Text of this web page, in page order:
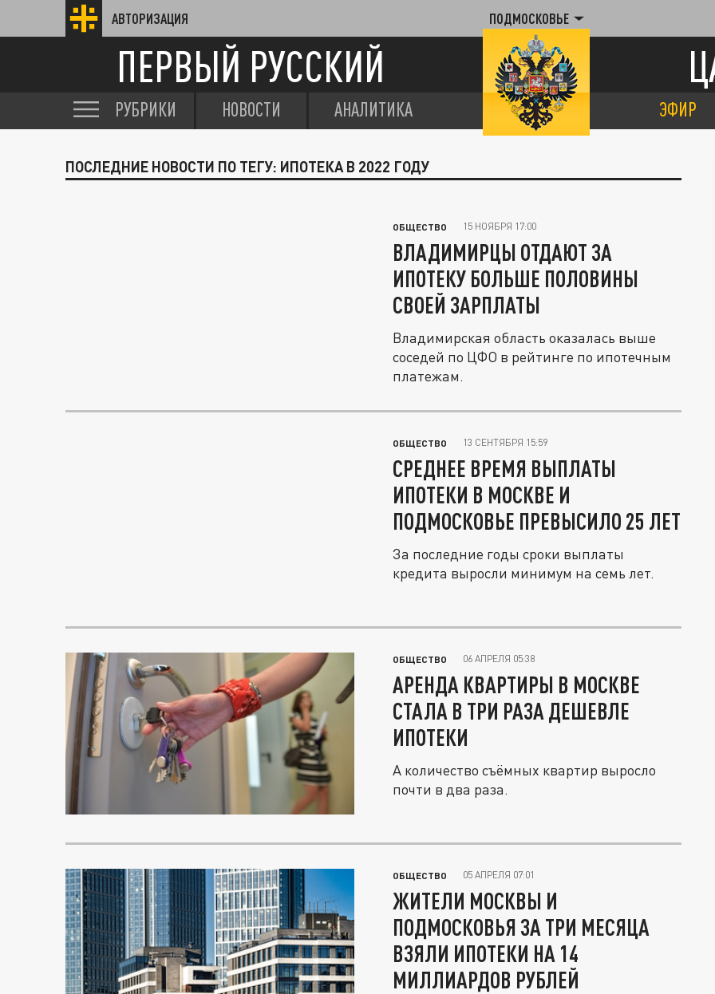
АВТОРИЗАЦИЯ ПОДМОСКОВЬЕ
ПЕРВЫЙ РУССКИЙ
РУБРИКИ НОВОСТИ АНАЛИТИКА ЭФИР
ПОСЛЕДНИЕ НОВОСТИ ПО ТЕГУ: ИПОТЕКА В 2022 ГОДУ
ОБЩЕСТВО 15 НОЯБРЯ 17:00
ВЛАДИМИРЦЫ ОТДАЮТ ЗА
ИПОТЕКУ БОЛЬШЕ ПОЛОВИНЫ
СВОЕЙ ЗАРПЛАТЫ
Владимирская область оказалась выше
соседей по ЦФО в рейтинге по ипотечным
платежам.
ОБЩЕСТВО 13 СЕНТЯБРЯ 15:59
СРЕДНЕЕ ВРЕМЯ ВЫПЛАТЫ
ИПОТЕКИ В МОСКВЕ И
ПОДМОСКОВЬЕ ПРЕВЫСИЛО 25 ЛЕТ
За последние годы сроки выплаты
кредита выросли минимум на семь лет.
ОБЩЕСТВО 06 АПРЕЛЯ 05:38
АРЕНДА КВАРТИРЫ В МОСКВЕ
СТАЛА В ТРИ РАЗА ДЕШЕВЛЕ
ИПОТЕКИ
А количество съёмных квартир выросло
почти в два раза.
ОБЩЕСТВО 05 АПРЕЛЯ 07:01
ЖИТЕЛИ МОСКВЫ И
ПОДМОСКОВЬЯ ЗА ТРИ МЕСЯЦА
ВЗЯЛИ ИПОТЕКИ НА 14
МИЛЛИАРДОВ РУБЛЕЙ